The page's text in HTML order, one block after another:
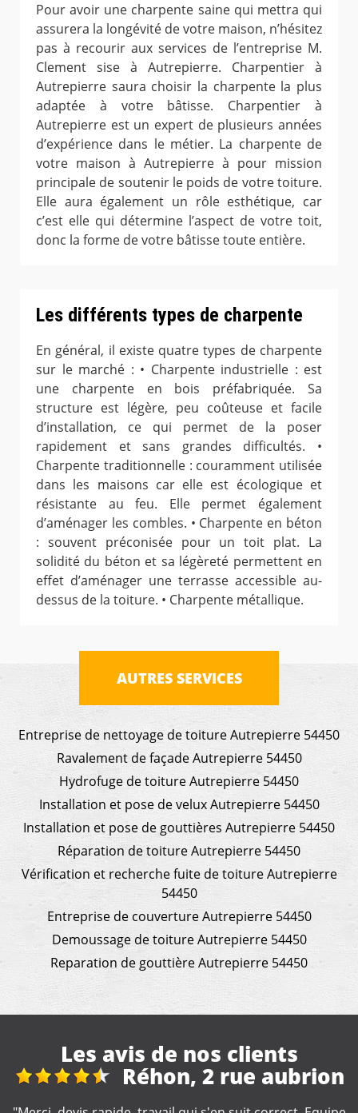
Pour avoir une charpente saine qui mettra qui
assurera la longévité de votre maison, n’hésitez
pas à recourir aux services de l’entreprise M.
Clement sise à Autrepierre. Charpentier à
Autrepierre saura choisir la charpente la plus
adaptée à votre bâtisse. Charpentier à
Autrepierre est un expert de plusieurs années
d’expérience dans le métier. La charpente de
votre maison à Autrepierre à pour mission
principale de soutenir le poids de votre toiture.
Elle aura également un rôle esthétique, car
c’est elle qui détermine l’aspect de votre toit,
donc la forme de votre bâtisse toute entière.
Les différents types de charpente
En général, il existe quatre types de charpente
sur le marché : • Charpente industrielle : est
une charpente en bois préfabriquée. Sa
structure est légère, peu coûteuse et facile
d’installation, ce qui permet de la poser
rapidement et sans grandes difficultés. •
Charpente traditionnelle : couramment utilisée
dans les maisons car elle est écologique et
résistante au feu. Elle permet également
d’aménager les combles. • Charpente en béton
: souvent préconisée pour un toit plat. La
solidité du béton et sa légèreté permettent en
effet d’aménager une terrasse accessible au-
dessus de la toiture. • Charpente métallique.
AUTRES SERVICES
Entreprise de nettoyage de toiture Autrepierre 54450
Ravalement de façade Autrepierre 54450
Hydrofuge de toiture Autrepierre 54450
Installation et pose de velux Autrepierre 54450
Installation et pose de gouttières Autrepierre 54450
Réparation de toiture Autrepierre 54450
Vérification et recherche fuite de toiture Autrepierre
54450
Entreprise de couverture Autrepierre 54450
Demoussage de toiture Autrepierre 54450
Reparation de gouttière Autrepierre 54450
Les avis de nos clients
travaux de toiture et
démoussage